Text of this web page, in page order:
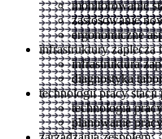
monitorowanie
zastosowanie
ergonomiczne
infrastruktury zaplecza
infrastruktura
diagnostyka
technologii pracy stacji
technologia
planowanie